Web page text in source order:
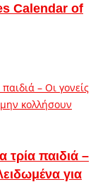
Calendar of
τρία παιδιά –
για